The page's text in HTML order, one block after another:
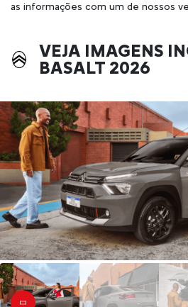
as informações com um de nossos
VEJA IMAGENS
BASALT 2026